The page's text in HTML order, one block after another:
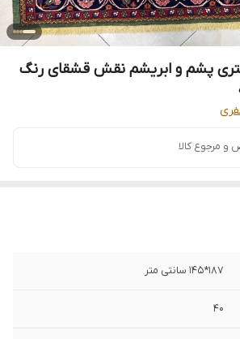
دستبافت 3متری پشم و ابریشم نقش قشقای رنگ
187*145 سانتی متر
40